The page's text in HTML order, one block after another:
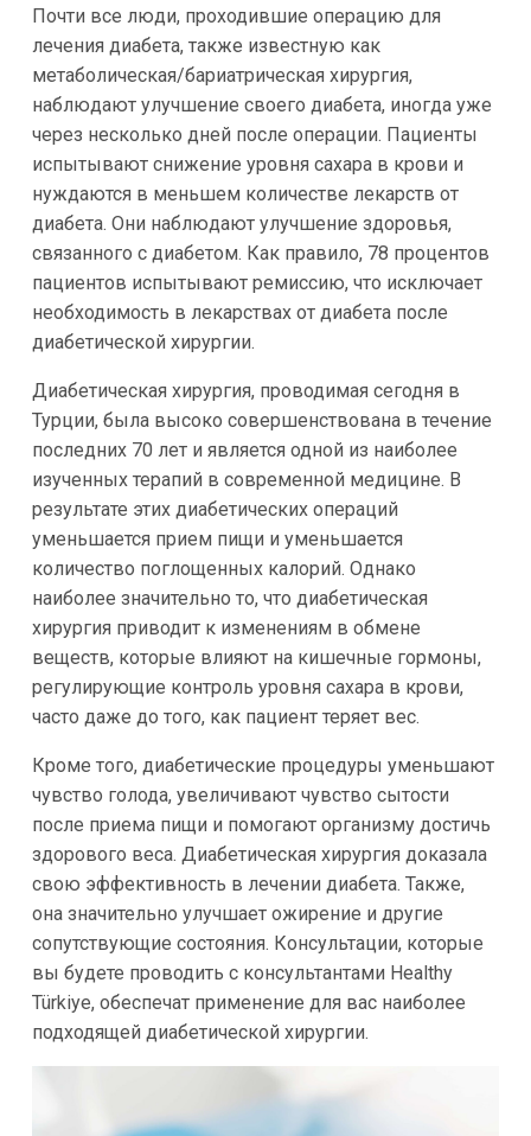
Почти все люди, проходившие операцию для
лечения диабета, также известную как
метаболическая/бариатрическая хирургия,
наблюдают улучшение своего диабета, иногда уже
через несколько дней после операции. Пациенты
испытывают снижение уровня сахара в крови и
нуждаются в меньшем количестве лекарств от
диабета. Они наблюдают улучшение здоровья,
связанного с диабетом. Как правило, 78 процентов
пациентов испытывают ремиссию, что исключает
необходимость в лекарствах от диабета после
диабетической хирургии.
Диабетическая хирургия, проводимая сегодня в
Турции, была высоко совершенствована в течение
последних 70 лет и является одной из наиболее
изученных терапий в современной медицине. В
результате этих диабетических операций
уменьшается прием пищи и уменьшается
количество поглощенных калорий. Однако
наиболее значительно то, что диабетическая
хирургия приводит к изменениям в обмене
веществ, которые влияют на кишечные гормоны,
регулирующие контроль уровня сахара в крови,
часто даже до того, как пациент теряет вес.
Кроме того, диабетические процедуры уменьшают
чувство голода, увеличивают чувство сытости
после приема пищи и помогают организму достичь
здорового веса. Диабетическая хирургия доказала
свою эффективность в лечении диабета. Также,
она значительно улучшает ожирение и другие
сопутствующие состояния. Консультации, которые
вы будете проводить с консультантами Healthy
Türkiye, обеспечат применение для вас наиболее
подходящей диабетической хирургии.